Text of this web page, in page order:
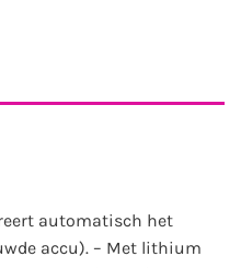
automatisch het
accu). – Met lithium